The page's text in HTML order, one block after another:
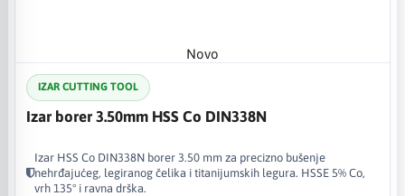
Novo
IZAR CUTTING TOOL
Izar borer 3.50mm HSS Co DIN338N
Izar HSS Co DIN338N borer 3.50 mm za precizno bušenje
nehrđajućeg, legiranog čelika i titanijumskih legura. HSSE 5% Co,
vrh 135° i ravna drška.